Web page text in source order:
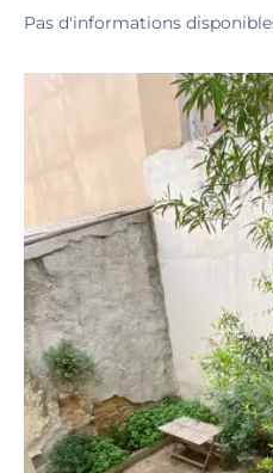
Pas d'informations